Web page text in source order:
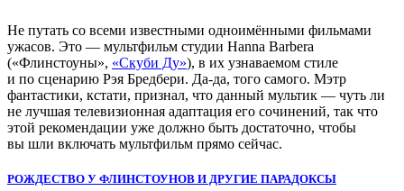
Не путать со всеми известными одноимёнными фильмами
ужасов. Это — мультфильм студии Hanna Barbera
(«Флинстоуны», «Скуби Ду»), в их узнаваемом стиле
и по сценарию Рэя Бредбери. Да-да, того самого. Мэтр
фантастики, кстати, признал, что данный мультик — чуть ли
не лучшая телевизионная адаптация его сочинений, так что
этой рекомендации уже должно быть достаточно, чтобы
вы шли включать мультфильм прямо сейчас.
РОЖДЕСТВО У ФЛИНСТОУНОВ И ДРУГИЕ ПАРАДОКСЫ